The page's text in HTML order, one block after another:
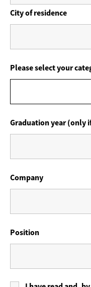
City of residence
Please select your
Graduation year (only
Company
Position